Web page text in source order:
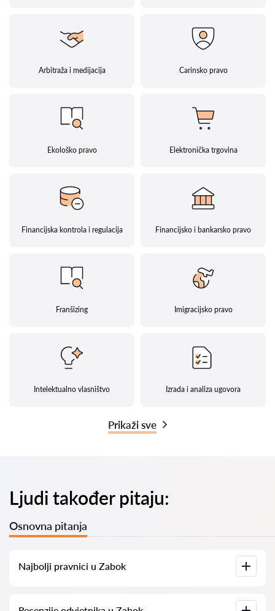
Arbitraža i medijacija Carinsko pravo
Ekološko pravo Elektronička trgovina
Financijska kontrola i regulacija Financijsko i bankarsko pravo
Franšizing Imigracijsko pravo
Intelektualno vlasništvo Izrada i analiza ugovora
Prikaži sve
Ljudi također pitaju:
Osnovna pitanja
Najbolji pravnici u Zabok